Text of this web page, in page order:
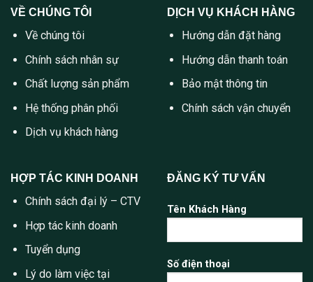
VỀ CHÚNG TÔI
Về chúng tôi
Chính sách nhân sự
Chất lượng sản phẩm
Hệ thống phân phối
Dịch vụ khách hàng
DỊCH VỤ KHÁCH HÀNG
Hướng dẫn đặt hàng
Hướng dẫn thanh toán
Bảo mật thông tin
Chính sách vận chuyển
HỢP TÁC KINH DOANH
Chính sách đại lý – CTV
Hợp tác kinh doanh
Tuyển dụng
Lý do làm việc tại
ĐĂNG KÝ TƯ VẤN
Tên Khách Hàng
Số điện thoại